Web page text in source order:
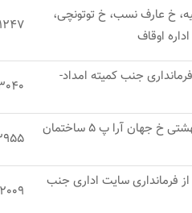
خ عارف نسب، خ توتونچی،
اوقاف
جنب کمیته امداد-
تهران، جاده قم کهریزک بلوار شهید بهشتی خ جهان آرا پ 5 ساختمان
از فرمانداری سایت اداری جنب